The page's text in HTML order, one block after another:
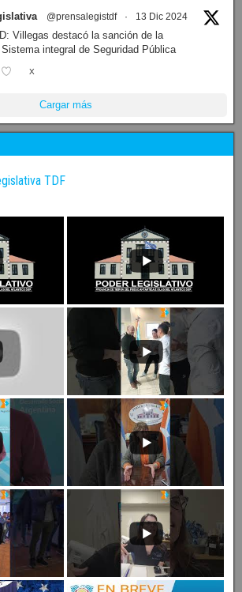
@prensalegistdf · 13 Dic 2024
Villegas destacó la sanción de la
integral de Seguridad Pública
X
Cargar más
TDF